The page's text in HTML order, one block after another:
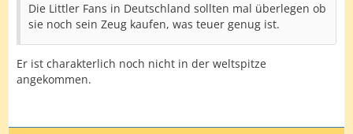
Die Littler Fans in Deutschland sollten mal überlegen ob
sie noch sein Zeug kaufen, was teuer genug ist.
Er ist charakterlich noch nicht in der weltspitze
angekommen.